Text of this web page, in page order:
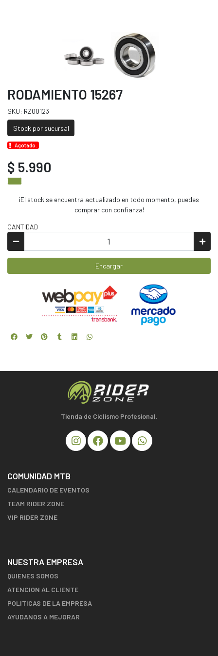
RODAMIENTO 15267
SKU: RZ00123
Stock por sucursal
Agotado.
$ 5.990
¡El stock se encuentra actualizado en todo momento, puedes
comprar con confianza!
CANTIDAD
Encargar
Tienda de Ciclismo Profesional.
COMUNIDAD MTB
CALENDARIO DE EVENTOS
TEAM RIDER ZONE
VIP RIDER ZONE
NUESTRA EMPRESA
QUIENES SOMOS
ATENCION AL CLIENTE
POLITICAS DE LA EMPRESA
AYUDANOS A MEJORAR